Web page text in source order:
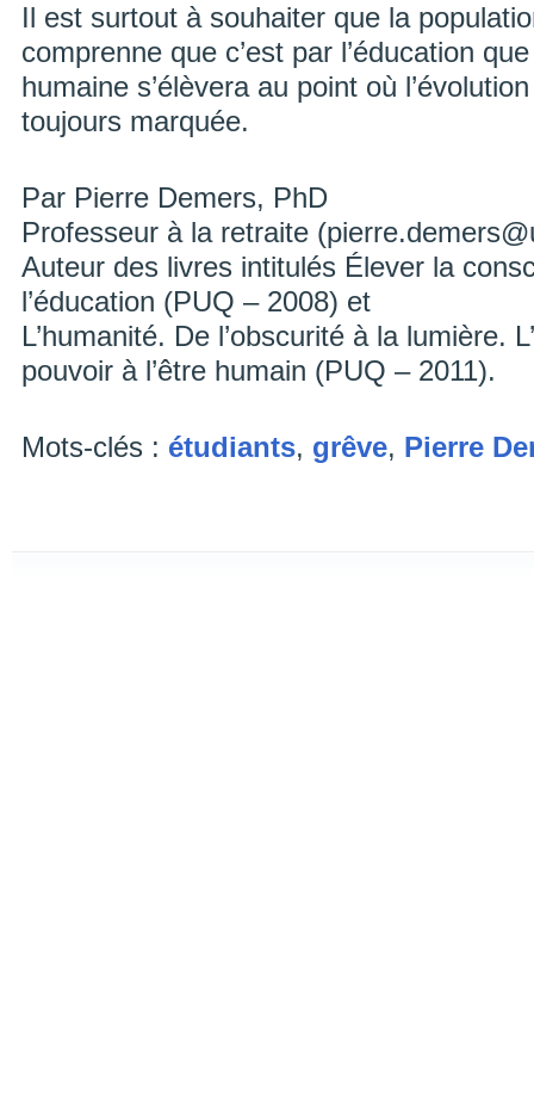
Il est surtout à souhaiter que la
comprenne que c’est par l’éducation
humaine s’élèvera au point où
toujours marquée.
Par Pierre Demers, PhD
Professeur à la retraite
Auteur des livres intitulés Élever la
l’éducation (PUQ – 2008) et
L’humanité. De l’obscurité à la lumière.
pouvoir à l’être humain (PUQ – 2011).
Mots-clés : étudiants, grêve, Pierre